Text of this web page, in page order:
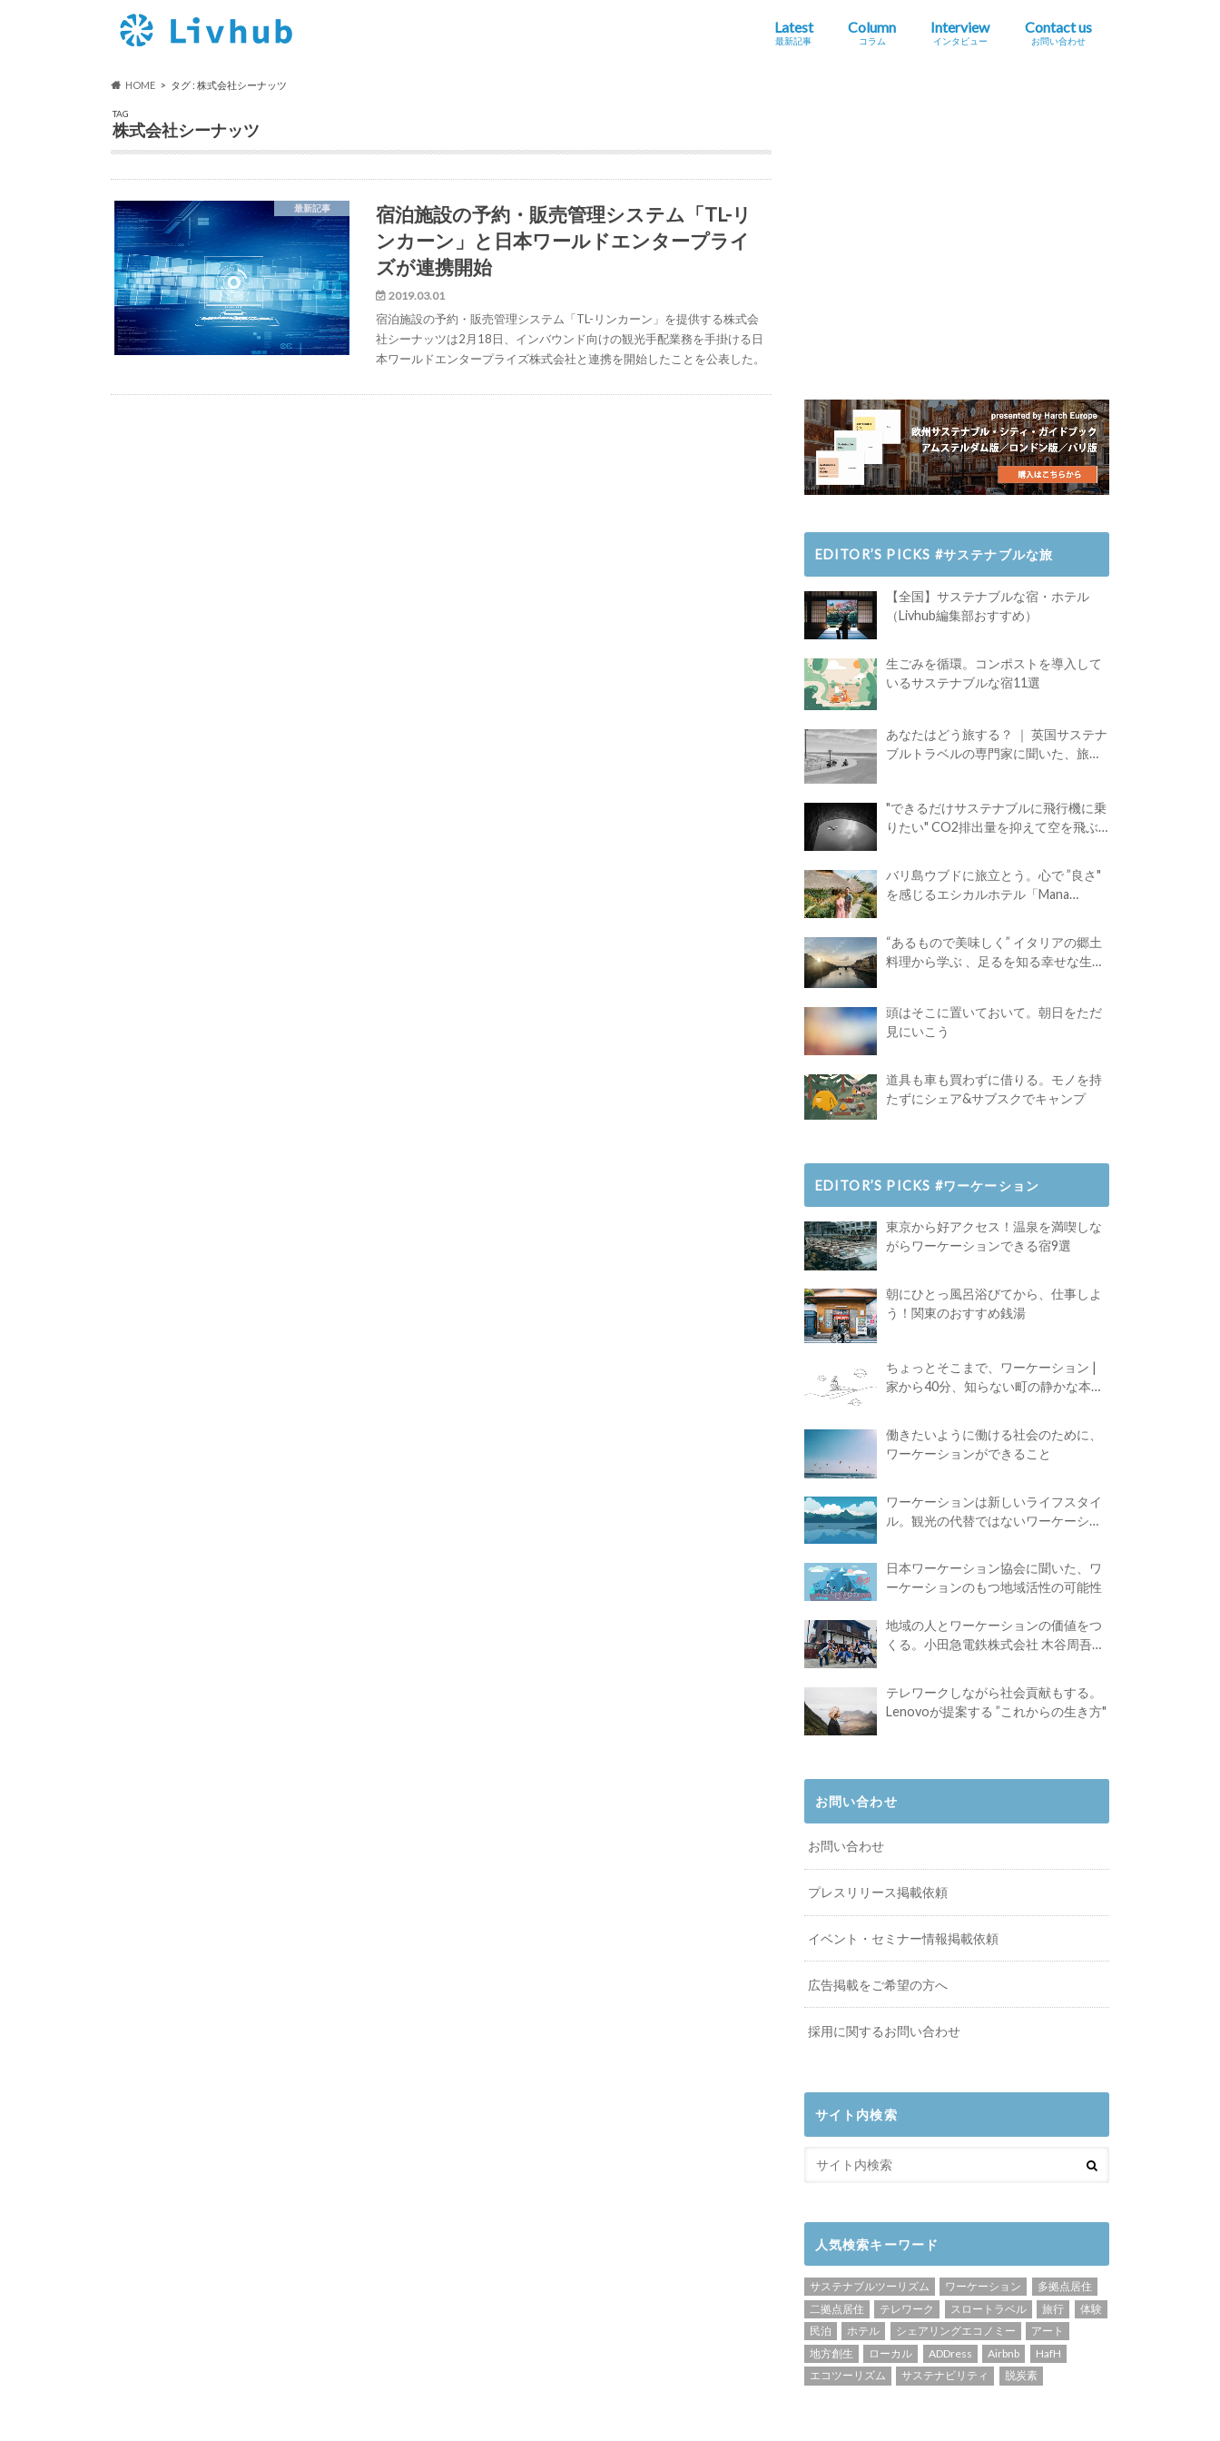
Latest
最新記事
Column
コラム
Interview
インタビュー
Contact us
お問い合わせ
HOME タグ : 株式会社シーナッツ
TAG
株式会社シーナッツ
最新記事
宿泊施設の予約・販売管理システム「TL-リ
ンカーン」と日本ワールドエンタープライ
ズが連携開始
2019.03.01
宿泊施設の予約・販売管理システム「TL-リンカーン」を提供する株式会
社シーナッツは2月18日、インバウンド向けの観光手配業務を手掛ける日
本ワールドエンタープライズ株式会社と連携を開始したことを公表した。
EDITOR’S PICKS #サステナブルな旅
【全国】サステナブルな宿・ホテル
（Livhub編集部おすすめ）
生ごみを循環。コンポストを導入して
いるサステナブルな宿11選
あなたはどう旅する？ ｜ 英国サステナ
ブルトラベルの専門家に聞いた、旅の
"できるだけサステナブルに飛行機に乗
りたい" CO2排出量を抑えて空を飛ぶ
バリ島ウブドに旅立とう。心で ”良さ"
を感じるエシカルホテル「Mana
“あるもので美味しく” イタリアの郷土
料理から学ぶ 、足るを知る幸せな生き
頭はそこに置いておいて。朝日をただ
見にいこう
道具も車も買わずに借りる。モノを持
たずにシェア&サブスクでキャンプ
EDITOR’S PICKS #ワーケーション
東京から好アクセス！温泉を満喫しな
がらワーケーションできる宿9選
朝にひとっ風呂浴びてから、仕事しよ
う！関東のおすすめ銭湯
ちょっとそこまで、ワーケーション |
家から40分、知らない町の静かな本屋
働きたいように働ける社会のために、
ワーケーションができること
ワーケーションは新しいライフスタイ
ル。観光の代替ではないワーケーショ
日本ワーケーション協会に聞いた、ワ
ーケーションのもつ地域活性の可能性
地域の人とワーケーションの価値をつ
くる。小田急電鉄株式会社 木谷周吾さ
テレワークしながら社会貢献もする。
Lenovoが提案する ”これからの生き方"
お問い合わせ
お問い合わせ
プレスリリース掲載依頼
イベント・セミナー情報掲載依頼
広告掲載をご希望の方へ
採用に関するお問い合わせ
サイト内検索
人気検索キーワード
サステナブルツーリズム ワーケーション
多拠点居住
二拠点居住
テレワーク スロートラベル 旅行
体験
民泊
ホテル シェアリングエコノミー
アート
地方創生
ローカル ADDress Airbnb
HafH
エコツーリズム
サステナビリティ 脱炭素